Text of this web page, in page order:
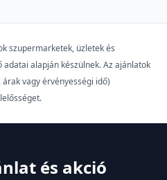
szupermarketek, üzletek és
alapján készülnek. Az ajánlatok
vagy érvényességi idő)
és akció